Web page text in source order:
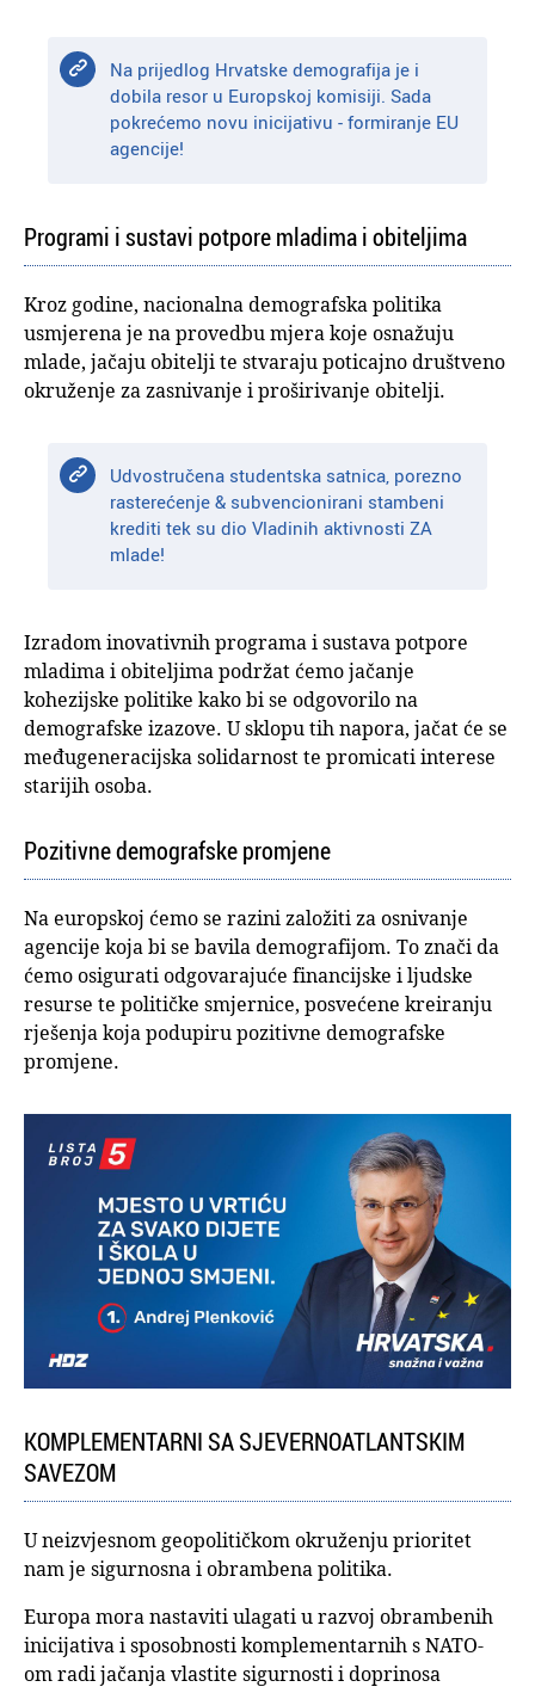
Na prijedlog Hrvatske demografija je i
dobila resor u Europskoj komisiji. Sada
pokrećemo novu inicijativu - formiranje EU
agencije!
Programi i sustavi potpore mladima i obiteljima
Kroz godine, nacionalna demografska politika
usmjerena je na provedbu mjera koje osnažuju
mlade, jačaju obitelji te stvaraju poticajno društveno
okruženje za zasnivanje i proširivanje obitelji.
Udvostručena studentska satnica, porezno
rasterećenje & subvencionirani stambeni
krediti tek su dio Vladinih aktivnosti ZA
mlade!
Izradom inovativnih programa i sustava potpore
mladima i obiteljima podržat ćemo jačanje
kohezijske politike kako bi se odgovorilo na
demografske izazove. U sklopu tih napora, jačat će se
međugeneracijska solidarnost te promicati interese
starijih osoba.
Pozitivne demografske promjene
Na europskoj ćemo se razini založiti za osnivanje
agencije koja bi se bavila demografijom. To znači da
ćemo osigurati odgovarajuće financijske i ljudske
resurse te političke smjernice, posvećene kreiranju
rješenja koja podupiru pozitivne demografske
promjene.
KOMPLEMENTARNI SA SJEVERNOATLANTSKIM
SAVEZOM
U neizvjesnom geopolitičkom okruženju prioritet
nam je sigurnosna i obrambena politika.
Europa mora nastaviti ulagati u razvoj obrambenih
inicijativa i sposobnosti komplementarnih s NATO-
om radi jačanja vlastite sigurnosti i doprinosa